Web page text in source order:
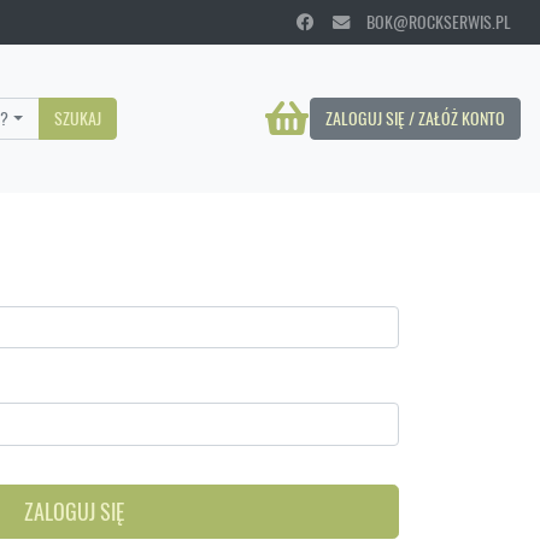
BOK@ROCKSERWIS.PL
ZALOGUJ SIĘ / ZAŁÓŻ KONTO
SZUKAJ
ZALOGUJ SIĘ